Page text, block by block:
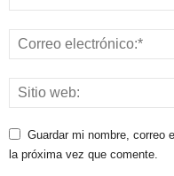
Guardar mi nombre, correo
la próxima vez que comente.